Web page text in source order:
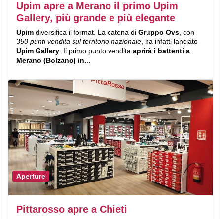
Upim apre a Merano il primo Upim
Gallery, più grande e più elegante
Upim diversifica il format. La catena di Gruppo Ovs, con
350 punti vendita sul territorio nazionale, ha infatti lanciato
Upim Gallery. Il primo punto vendita aprirà i battenti a
Merano (Bolzano) in...
Aperture
Pittarosso apre a Chieti